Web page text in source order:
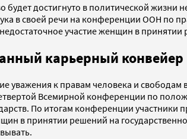
будет достигнуто в политической
в своей речи на конференции ООН по
участие женщин в принятии
карьерный конвейер
уважения к правам человека и
Всемирной конференции по
По итогам конференции участники
в принятии решений на